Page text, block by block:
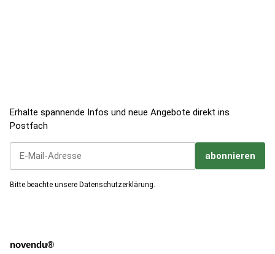
Erhalte spannende Infos und neue Angebote direkt ins
Postfach
abonnieren
Bitte beachte unsere Datenschutzerklärung
novendu®